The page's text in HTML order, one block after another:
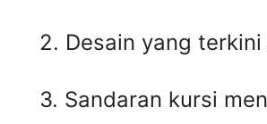
2. Desain yang
3. Sandaran kursi